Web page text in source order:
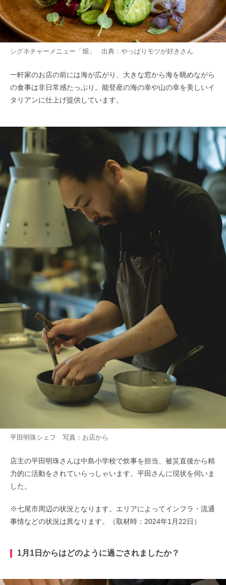
シグネチャーメニュー「畑」 出典： やっぱりモツが好き さん
一軒家のお店の前には海が広がり、大きな窓から海を眺めながら
の食事は非日常感たっぷり。能登産の海の幸や山の幸を美しいイ
タリアンに仕上げ提供しています。
平田明珠シェフ 写真：お店から
店主の平田明珠さんは中島小学校で炊事を担当、被災直後から精
力的に活動をされていらっしゃいます。平田さんに現状を伺いま
した。
※七尾市周辺の状況となります。エリアによってインフラ・流通
事情などの状況は異なります。（取材時：2024年1月22日）
1月1日からはどのように過ごされましたか？